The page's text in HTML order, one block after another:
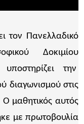
τον Πανελλαδικό
Δοκιμίου
την
διαγωνισμού στις
Ο μαθητικός αυτός
με πρωτοβουλία